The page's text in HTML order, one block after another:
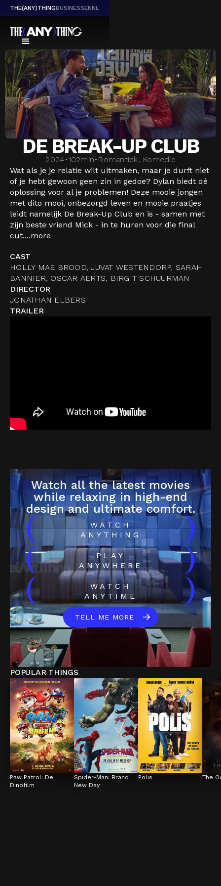
THE(ANY)THINGBUSINESSENNL
DE BREAK-UP CLUB
2024•102min• Romantiek, Komedie
Wat als je je relatie wilt uitmaken, maar je durft niet
of je hebt gewoon geen zin in gedoe? Dylan biedt dé
oplossing voor al je problemen! Deze mooie jongen
met dito mooi, onbezorgd leven en mooie praatjes
leidt namelijk De Break-Up Club en is - samen met
zijn beste vriend Mick - in te huren voor die final
cut....more
CAST
HOLLY MAE BROOD, JUVAT WESTENDORP, SARAH
BANNIER, OSCAR AERTS, BIRGIT SCHUURMAN
DIRECTOR
JONATHAN ELBERS
TRAILER
Watch all the latest movies
while relaxing in high-end
design and ultimate comfort.
(
WATCH
ANYTHING
)
(
PLAY
ANYWHERE
)
(
WATCH
ANYTIME
)
TELL ME MORE
POPULAR THINGS
Paw Patrol: De
Dinofilm
Spider-Man: Brand
New Day
Polis The